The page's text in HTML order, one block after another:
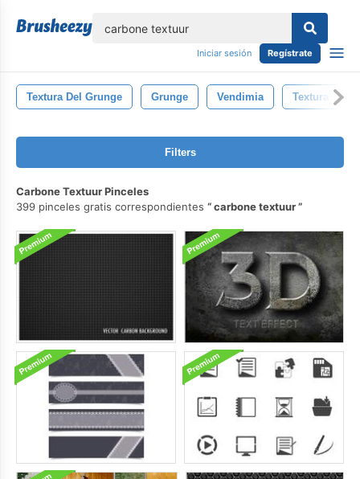
Iniciar sesión Regístrate
Textura Del Grunge Grunge Vendimia Textura
Filters
Carbone Textuur Pinceles
399 pinceles gratis correspondientes
carbone textuur